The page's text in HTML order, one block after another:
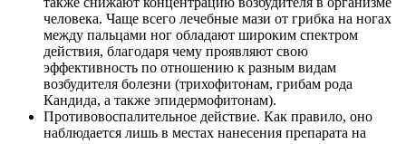
человека. Чаще всего лечебные мази от грибка на ногах
между пальцами ног обладают широким спектром
действия, благодаря чему проявляют свою
эффективность по отношению к разным видам
возбудителя болезни (трихофитонам, грибам рода
Кандида, а также эпидермофитонам).
Противовоспалительное действие. Как правило, оно
наблюдается лишь в местах нанесения препарата на